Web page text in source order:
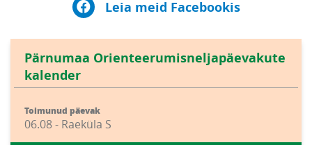
Leia meid Facebookis
Pärnumaa Orienteerumisneljapäevakute
kalender
Toimunud päevak
06.08 - Raeküla S